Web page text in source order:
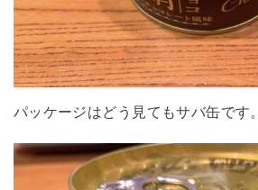
パッケージはどう見てもサバ缶です。